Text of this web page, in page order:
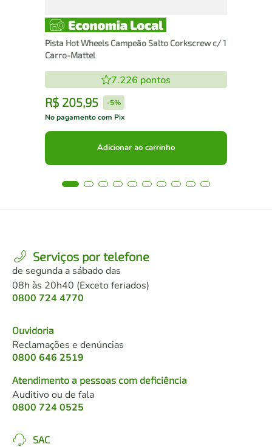
Pista Hot Wheels Campeão Salto Corkscrew c/ 1
Carro-Mattel
7.226 pontos
R$ 205,95 -5%
No pagamento com Pix
Adicionar ao carrinho
Serviços por telefone
de segunda a sábado das
08h às 20h40 (Exceto feriados)
0800 724 4770
Ouvidoria
Reclamações e denúncias
0800 646 2519
Atendimento a pessoas com deficiência
Auditivo ou de fala
0800 724 0525
SAC